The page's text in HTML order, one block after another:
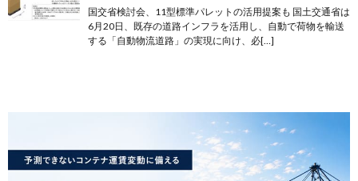
国交省検討会、11型標準パレットの活用提案も 国土交通省は
6月20日、既存の道路インフラを活用し、自動で荷物を輸送
する「自動物流道路」の実現に向け、必[…]